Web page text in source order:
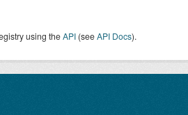
using theAPI (seeAPI Docs).